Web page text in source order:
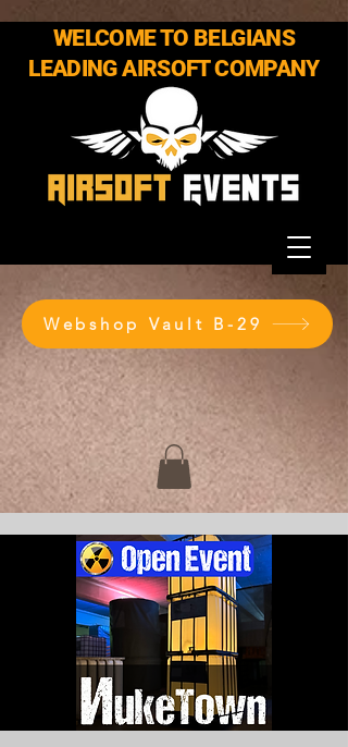
WELCOME TO BELGIANS
LEADING AIRSOFT COMPANY
Webshop Vault B-29